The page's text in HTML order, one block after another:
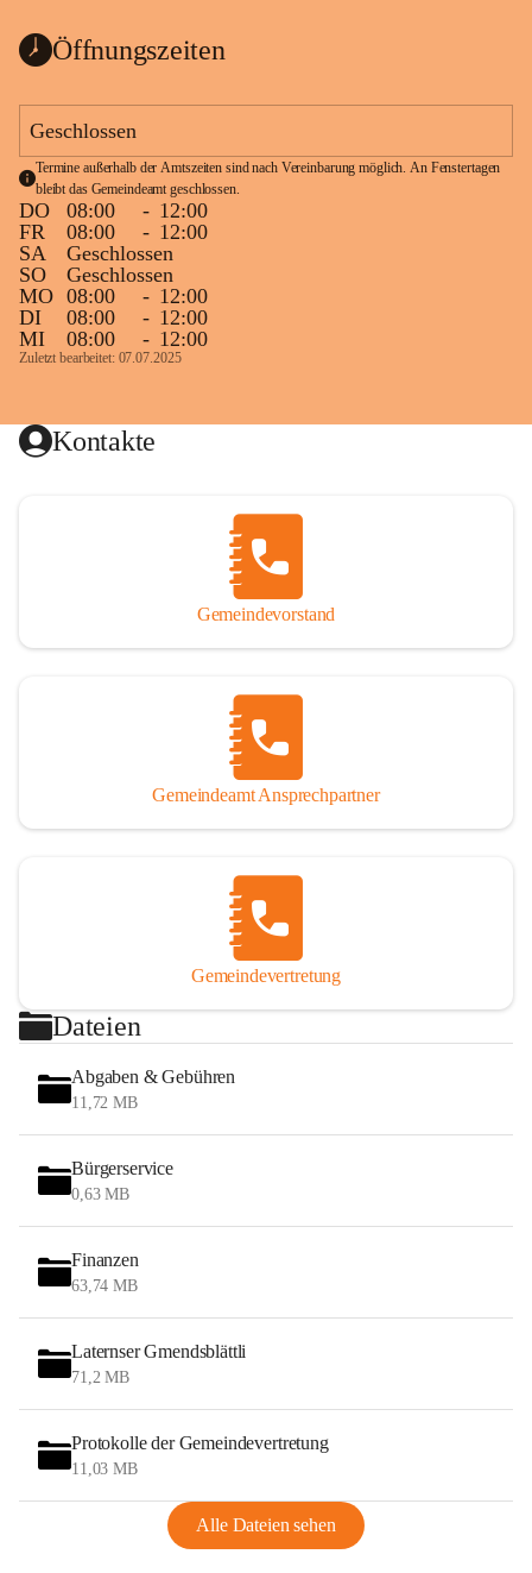
ht
1 Seite•0,1 MB
Öffnungszeiten
Geschlossen
Termine außerhalb der Amtszeiten sind nach Vereinbarung möglich. An Fenstertagen
bleibt das Gemeindeamt geschlossen.
DO 08:00 - 12:00
FR
08:00 - 12:00
SA
Geschlossen
SO
Geschlossen
MO 08:00 - 12:00
DI
08:00 - 12:00
MI
08:00 - 12:00
Zuletzt bearbeitet: 07.07.2025
Kontakte
Gemeindevorstand
Gemeindeamt Ansprechpartner
Gemeindevertretung
Dateien
Abgaben & Gebühren
11,72 MB
Bürgerservice
0,63 MB
Finanzen
63,74 MB
Laternser Gmendsblättli
71,2 MB
Protokolle der Gemeindevertretung
11,03 MB
Alle Dateien sehen